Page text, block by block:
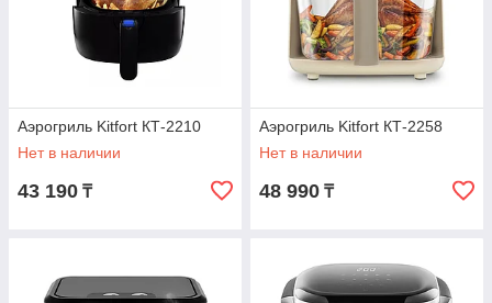
Аэрогриль Kitfort КТ-2210
Нет в наличии
43 190 ₸
Аэрогриль Kitfort КТ-2258
Нет в наличии
48 990 ₸